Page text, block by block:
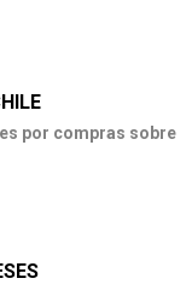
por compras sobre